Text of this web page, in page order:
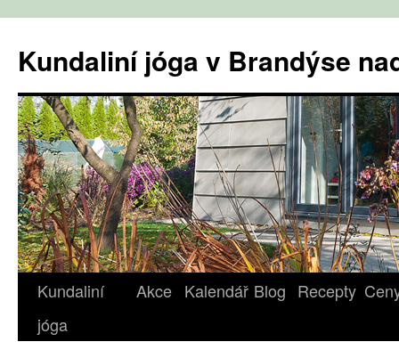
obsahu
webu
Kundaliní jóga v Brandýse
Kundaliní
jóga
Akce Kalendář Blog Recepty